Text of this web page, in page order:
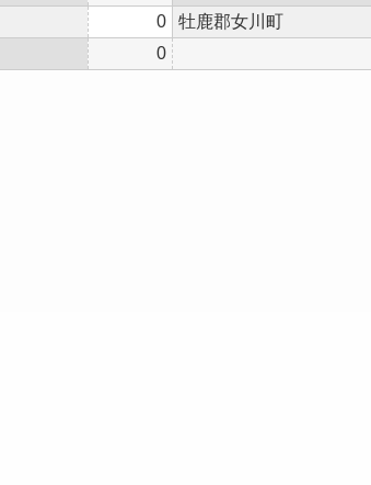
0 牡鹿郡女川町
0